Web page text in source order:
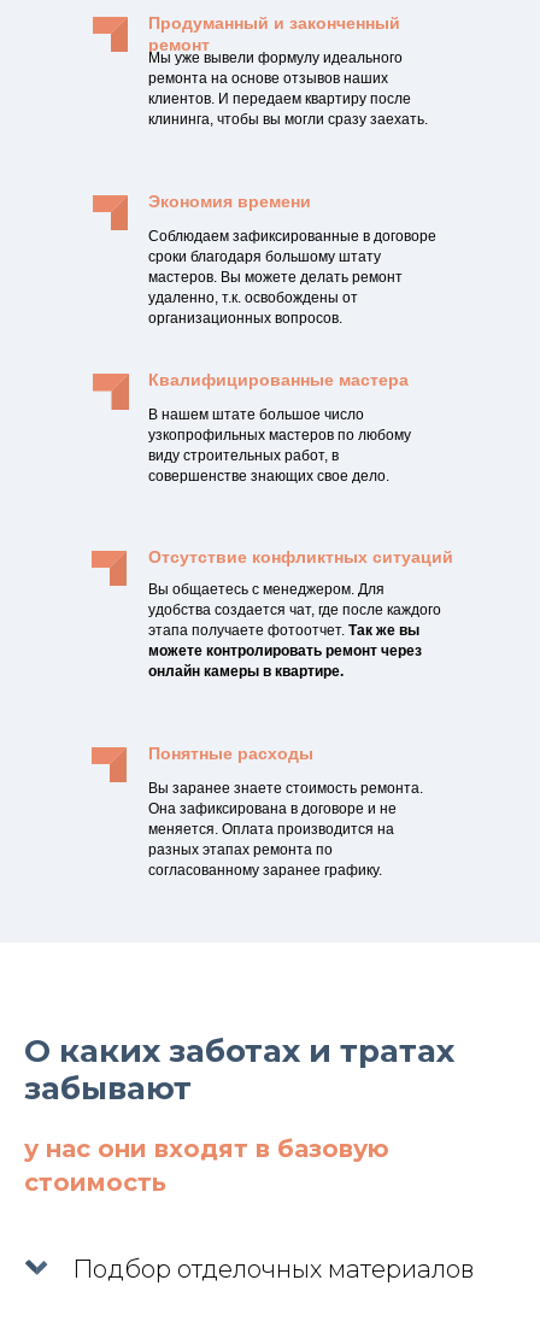
Экономия времени
Продуманный и законченный
ремонт
Мы уже вывели формулу идеального
ремонта на основе отзывов наших
клиентов. И передаем квартиру после
клининга, чтобы вы могли сразу заехать.
Квалифицированные мастера
Соблюдаем зафиксированные в договоре
сроки благодаря большому штату
мастеров. Вы можете делать ремонт
удаленно, т.к. освобождены от
организационных вопросов.
В нашем штате большое число
узкопрофильных мастеров по любому
виду строительных работ, в
совершенстве знающих свое дело.
Отсутствие конфликтных ситуаций
Понятные расходы
Вы общаетесь с менеджером. Для
удобства создается чат, где после каждого
этапа получаете фотоотчет. Так же вы
можете контролировать ремонт через
онлайн камеры в квартире.
Вы заранее знаете стоимость ремонта.
Она зафиксирована в договоре и не
меняется. Оплата производится на
разных этапах ремонта по
согласованному заранее графику.
О каких заботах и тратах
забывают
у нас они входят в базовую
стоимость
Подбор отделочных материалов